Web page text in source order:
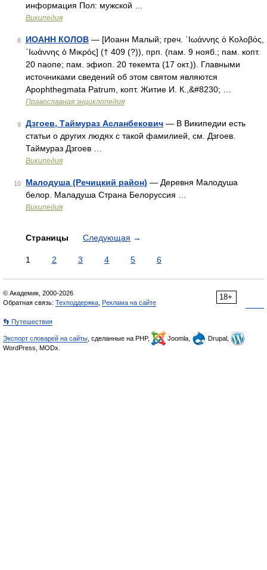
информация Пол: мужской …
Википедия
8 ИОАНН КОЛОВ — [Иоанн Малый; греч. ᾿Ιωάννης ὁ Κολοβός,
᾿Ιωάννης ὁ Μικρός] († 409 (?)), прп. (пам. 9 нояб.; пам. копт.
20 паопе; пам. эфиоп. 20 текемта (17 окт.)). Главными
источниками сведений об этом святом являются
Apophthegmata Patrum, копт. Житие И. К.,&#8230; …
Православная энциклопедия
9 Дзгоев, Таймураз Асланбекович — В Википедии есть
статьи о других людях с такой фамилией, см. Дзгоев.
Таймураз Дзгоев …
Википедия
10 Малодуша (Речицкий район) — Деревня Малодуша
белор. Маладуша Страна Белоруссия …
Википедия
Страницы Следующая →
1 2 3 4 5 6
18+
© Академик, 2000-2026
Обратная связь: Техподдержка Реклама на сайте
👣 Путешествия
Экспорт словарей на сайты , сделанные на PHP, Joomla,
Drupal,
WordPress, MODx.